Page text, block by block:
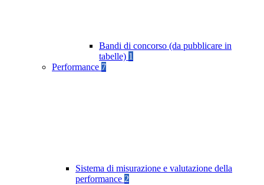
Bandi di concorso (da pubblicare in
tabelle) 1
Performance 7
Sistema di misurazione e valutazione della
performance 2